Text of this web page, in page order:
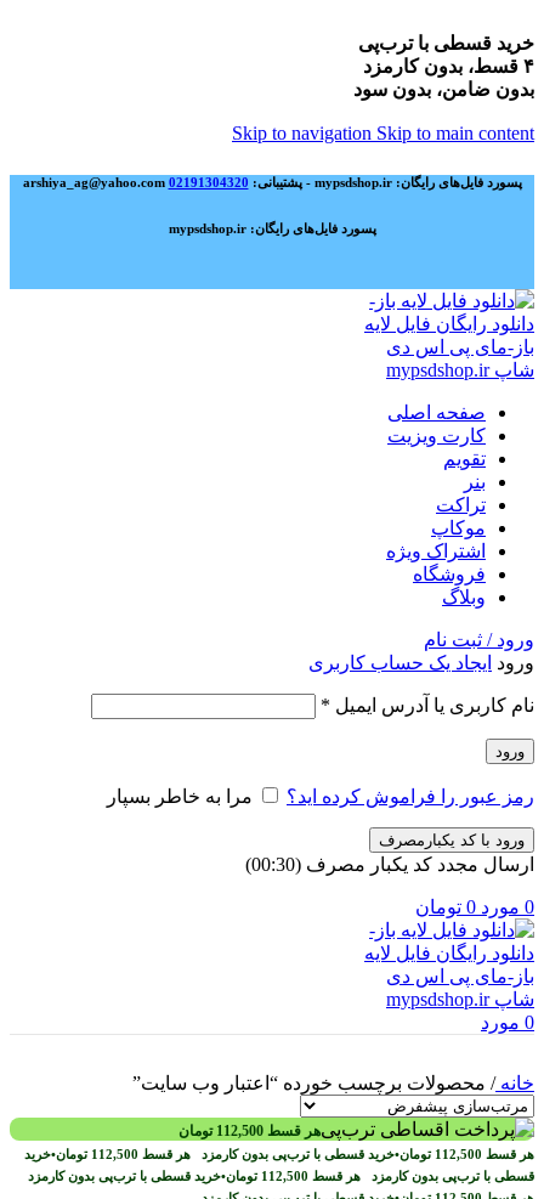
خرید قسطی با ترب‌پی
۴ قسط، بدون کارمزد
بدون ضامن، بدون سود
Skip to navigation Skip to main content
پسورد فایل‌های رایگان: mypsdshop.ir - پشتیبانی: arshiya_ag@yahoo.com 02191304320
پسورد فایل‌های رایگان: mypsdshop.ir
صفحه اصلی
کارت ویزیت
تقویم
بنر
تراکت
موکاپ
اشتراک ویژه
فروشگاه
وبلاگ
ورود / ثبت نام
ورود ایجاد یک حساب کاربری
نام کاربری یا آدرس ایمیل *
ورود
رمز عبور را فراموش کرده اید؟ مرا به خاطر بسپار
ورود با کد یکبارمصرف
ارسال مجدد کد یکبار مصرف (00:
30
)
0 مورد 0 تومان
0 مورد
خانه/ محصولات برچسب خورده “اعتبار وب سایت”
هر قسط 112,500 تومان
هر قسط 112,500 تومان•خرید قسطی با ترب‌پی بدون کارمزد هر قسط 112,500 تومان•خرید
قسطی با ترب‌پی بدون کارمزد هر قسط 112,500 تومان•خرید قسطی با ترب‌پی بدون کارمزد